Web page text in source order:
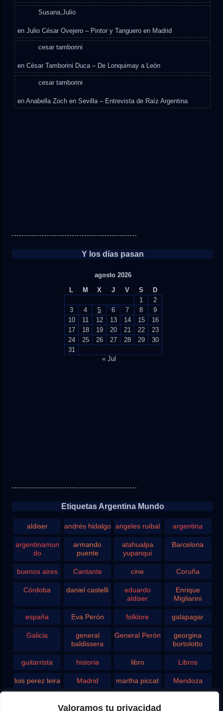
Valoramos tu privacidad
Susana,Julio
enJulio César Ovejero – Pintor y Tanguero en Madrid
cesar tamborini
enCésar Tamborini Duca – De Lonquimay a León
cesar tamborini
enAnabella Zoch en Sevilla – Entrevista de Raíz Argentina
Y los días pasan
agosto 2026
L
M X J V S
D
1
2
3
4 5 6 7 8
9
10
11 12 13 14 15
16
17
18 19 20 21 22
23
24
25 26 27 28 29
30
31
« Jul
Etiquetas Argentina Mundo
aldiser andrés hidalgo angeles ruibal argentina
argentinamun
do
armando
puente
atahualpa
yupanqui
Barcelona
buenos aires Cantante cine Coruña
Córdoba daniel castelli
eduardo
aldiser
Enrique
Migliarini
españa Eva Perón folklore galapagar
Galicia
general
baldissera
General Perón
georgina
bortolotto
guitarrista historia libro Libros
lois perez leira Madrid martha piccat Mendoza